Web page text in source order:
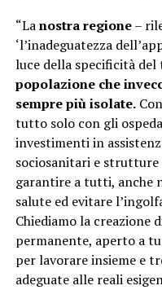
“Lanostra regione–
‘l’inadeguatezza
luce della specificità del
popolazione che
sempre più isolate.
tutto solo con gli
investimenti in
sociosanitari e
garantire a tutti, anche
salute ed evitare
Chiediamo la creazione
permanente, aperto a
per lavorare insieme e
adeguate alle reali